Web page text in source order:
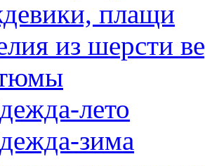
плащи
из шерсти
лето
зима